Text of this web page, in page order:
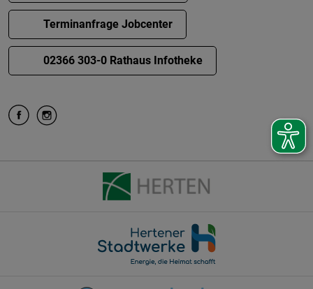
Terminanfrage Jobcenter
02366 303-0 Rathaus Infotheke